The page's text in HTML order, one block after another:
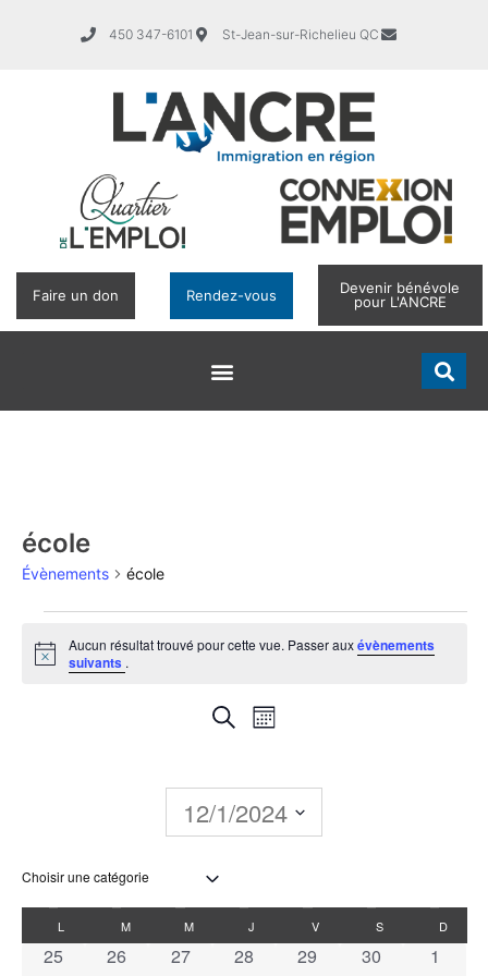
450 347-6101 St-Jean-sur-Richelieu QC
Faire un don Rendez-vous
Devenir bénévole
pour L'ANCRE
école
Évènements école
Notice
Aucun résultat trouvé pour cette vue. Passer auxévènements
suivants .
Recherche
navigation
vues
Évènements
RechercheNavigation
vues
Évènement
Mois
12/1/2024
Sélectionnez
une
date.Calendrier
L M M J V S D
0 évènements
25 0 évènements
26 0 évènements
27 0 évènements
28 0 évènements
29 0 évènements
30 0
1